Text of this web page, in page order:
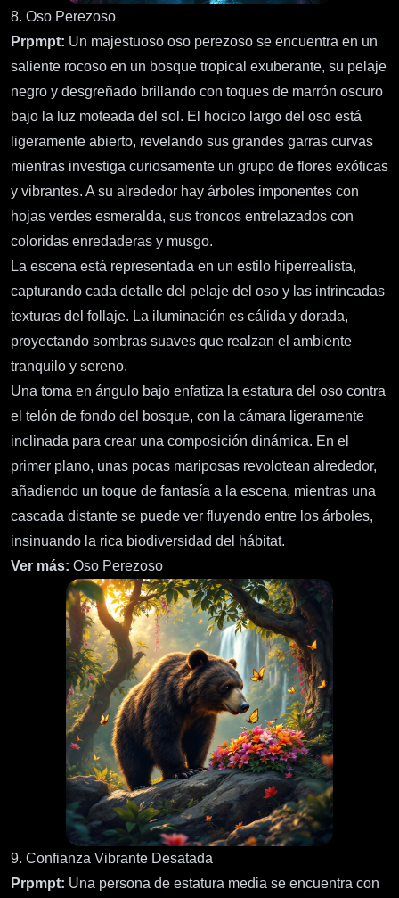
8. Oso Perezoso
Prpmpt: Un majestuoso oso perezoso se encuentra en un
saliente rocoso en un bosque tropical exuberante, su pelaje
negro y desgreñado brillando con toques de marrón oscuro
bajo la luz moteada del sol. El hocico largo del oso está
ligeramente abierto, revelando sus grandes garras curvas
mientras investiga curiosamente un grupo de flores exóticas
y vibrantes. A su alrededor hay árboles imponentes con
hojas verdes esmeralda, sus troncos entrelazados con
coloridas enredaderas y musgo.
La escena está representada en un estilo hiperrealista,
capturando cada detalle del pelaje del oso y las intrincadas
texturas del follaje. La iluminación es cálida y dorada,
proyectando sombras suaves que realzan el ambiente
tranquilo y sereno.
Una toma en ángulo bajo enfatiza la estatura del oso contra
el telón de fondo del bosque, con la cámara ligeramente
inclinada para crear una composición dinámica. En el
primer plano, unas pocas mariposas revolotean alrededor,
añadiendo un toque de fantasía a la escena, mientras una
cascada distante se puede ver fluyendo entre los árboles,
insinuando la rica biodiversidad del hábitat.
Ver más: Oso Perezoso
9. Confianza Vibrante Desatada
Prpmpt: Una persona de estatura media se encuentra con